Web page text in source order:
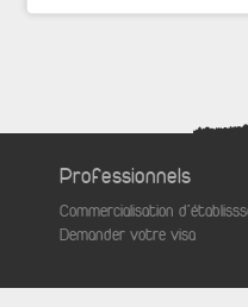
Professionnels
Commercialisation
Demander votre visa